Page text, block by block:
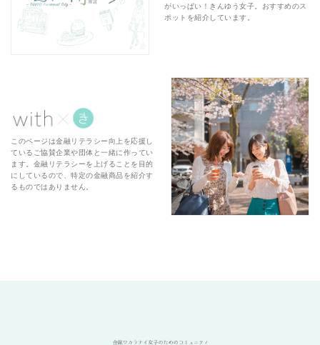
がいっぱい！きんゆう女子。おすすめのス
ポットを紹介しています。
このページは金融リテラシー向上を応援し
ているご協賛企業や団体と一緒に作ってい
ます。金融リテラシーを上げることを目的
にしているので、特定の金融商品を紹介す
るものではありません。